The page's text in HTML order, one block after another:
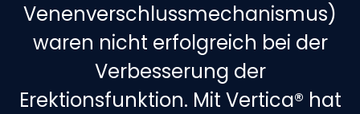
Venenverschlussmechanismus)
waren nicht erfolgreich bei der
Verbesserung der
Erektionsfunktion. Mit Vertica® hat